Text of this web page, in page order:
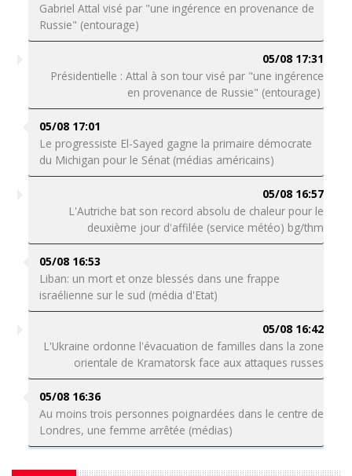
Gabriel Attal visé par "une ingérence en provenance de
Russie" (entourage)
05/08 17:31
Présidentielle : Attal à son tour visé par "une ingérence
en provenance de Russie" (entourage)
05/08 17:01
Le progressiste El-Sayed gagne la primaire démocrate
du Michigan pour le Sénat (médias américains)
05/08 16:57
L'Autriche bat son record absolu de chaleur pour le
deuxième jour d'affilée (service météo) bg/thm
05/08 16:53
Liban: un mort et onze blessés dans une frappe
israélienne sur le sud (média d'Etat)
05/08 16:42
L'Ukraine ordonne l'évacuation de familles dans la zone
orientale de Kramatorsk face aux attaques russes
05/08 16:36
Au moins trois personnes poignardées dans le centre de
Londres, une femme arrêtée (médias)